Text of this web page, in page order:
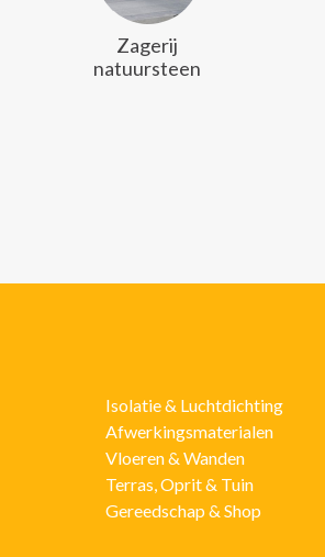
Zagerij
natuursteen
Isolatie & Luchtdichting
Afwerkingsmaterialen
Vloeren & Wanden
Terras, Oprit & Tuin
Gereedschap & Shop